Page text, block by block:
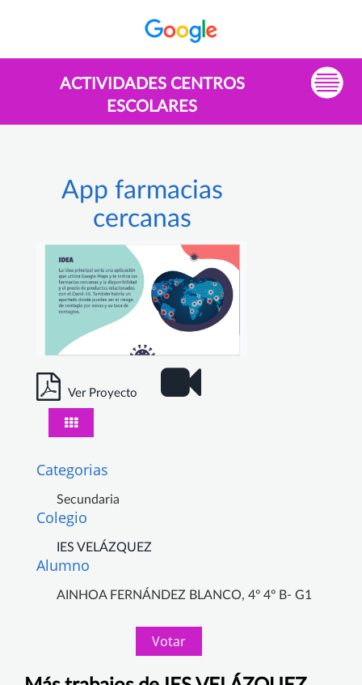
ACTIVIDADES CENTROS
ESCOLARES
App farmacias
cercanas
Ver Proyecto
Categorias
Secundaria
Colegio
IES VELÁZQUEZ
Alumno
AINHOA FERNÁNDEZ BLANCO, 4º 4º B- G1
Votar